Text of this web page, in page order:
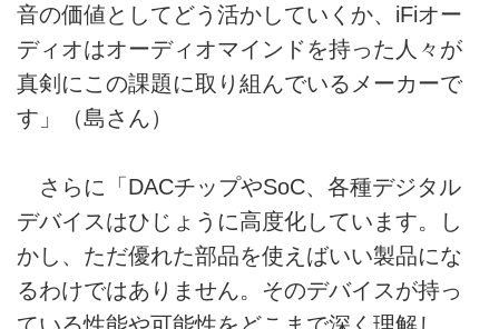
音の価値としてどう活かしていくか、iFiオー
ディオはオーディオマインドを持った人々が
真剣にこの課題に取り組んでいるメーカーで
す」（島さん）
さらに「DACチップやSoC、各種デジタル
デバイスはひじょうに高度化しています。し
かし、ただ優れた部品を使えばいい製品にな
るわけではありません。そのデバイスが持っ